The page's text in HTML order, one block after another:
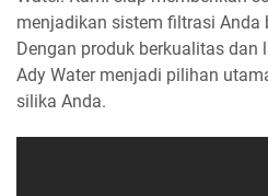
menjadikan sistem filtrasi
Dengan produk berkualitas dan
Ady Water menjadi pilihan
silika Anda.